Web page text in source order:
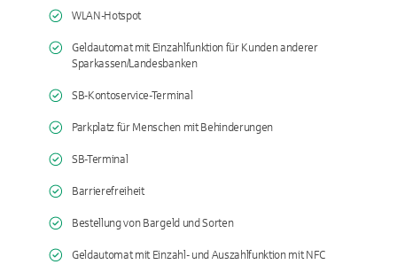
WLAN-Hotspot
Geldautomat mit Einzahlfunktion für Kunden anderer
Sparkassen/Landesbanken
SB-Kontoservice-Terminal
Parkplatz für Menschen mit Behinderungen
SB-Terminal
Barrierefreiheit
Bestellung von Bargeld und Sorten
Geldautomat mit Einzahl- und Auszahlfunktion mit NFC